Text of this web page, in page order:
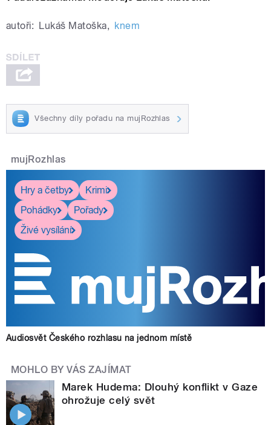
autoři: Lukáš Matoška, knem
Všechny díly pořadu na mujRozhlas
mujRozhlas
Hry a četby
Krimi
Pohádky
Pořady
Živé vysílání
Audiosvět Českého rozhlasu na jednom místě
MOHLO BY VÁS ZAJÍMAT
Marek Hudema: Dlouhý konflikt v Gaze
ohrožuje celý svět